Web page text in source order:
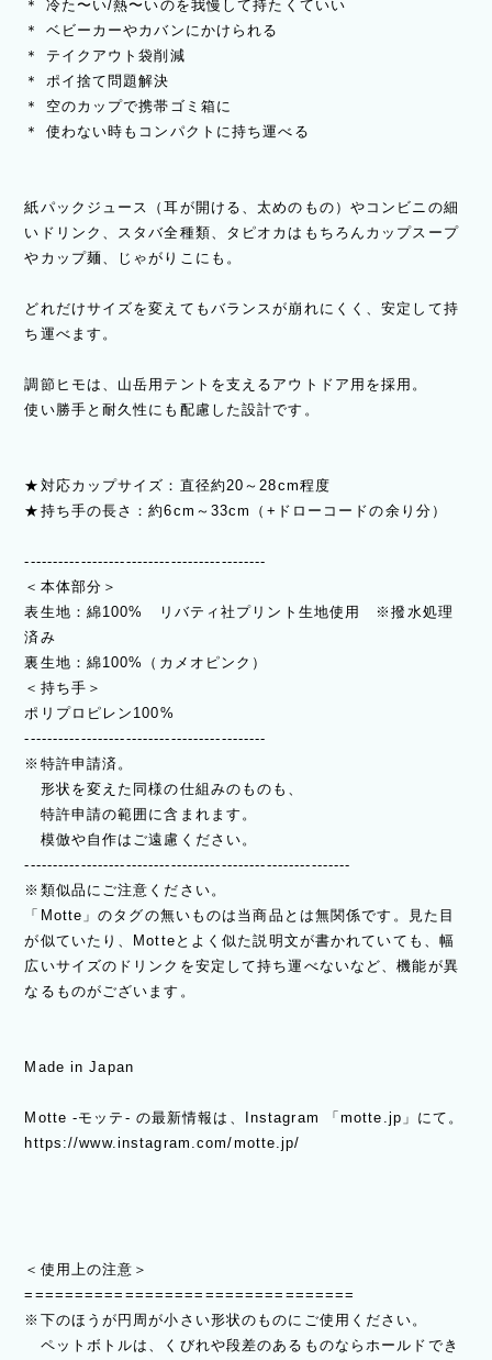
＊ 冷た〜い/熱〜いのを我慢して持たくていい
＊ ベビーカーやカバンにかけられる
＊ テイクアウト袋削減
＊ ポイ捨て問題解決
＊ 空のカップで携帯ゴミ箱に
＊ 使わない時もコンパクトに持ち運べる
紙パックジュース（耳が開ける、太めのもの）やコンビニの細
いドリンク、スタバ全種類、タピオカはもちろんカップスープ
やカップ麺、じゃがりこにも。
どれだけサイズを変えてもバランスが崩れにくく、安定して持
ち運べます。
調節ヒモは、山岳用テントを支えるアウトドア用を採用。
使い勝手と耐久性にも配慮した設計です。
★対応カップサイズ：直径約20～28cm程度
★持ち手の長さ：約6cm～33cm（+ドローコードの余り分）
-------------------------------------------
＜本体部分＞
表生地：綿100% リバティ社プリント生地使用 ※撥水処理
済み
裏生地：綿100%（カメオピンク）
＜持ち手＞
ポリプロピレン100%
-------------------------------------------
※特許申請済。
形状を変えた同様の仕組みのものも、
特許申請の範囲に含まれます。
模倣や自作はご遠慮ください。
----------------------------------------------------------
※類似品にご注意ください。
「Motte」のタグの無いものは当商品とは無関係です。見た目
が似ていたり、Motteとよく似た説明文が書かれていても、幅
広いサイズのドリンクを安定して持ち運べないなど、機能が異
なるものがございます。
Made in Japan
Motte -モッテ- の最新情報は、Instagram 「motte.jp」にて。
https://www.instagram.com/motte.jp/
＜使用上の注意＞
=================================
※下のほうが円周が小さい形状のものにご使用ください。
ペットボトルは、くびれや段差のあるものならホールドでき